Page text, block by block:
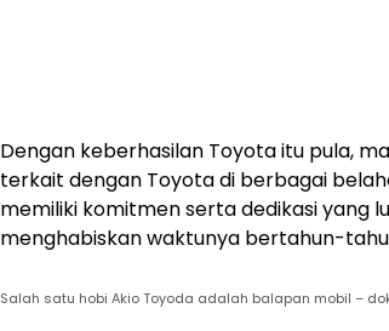
Dengan keberhasilan Toyota itu pula,
terkait dengan Toyota di berbagai
memiliki komitmen serta dedikasi yang
menghabiskan waktunya bertahun-
Salah satu hobi Akio Toyoda adalah balapan mobil –